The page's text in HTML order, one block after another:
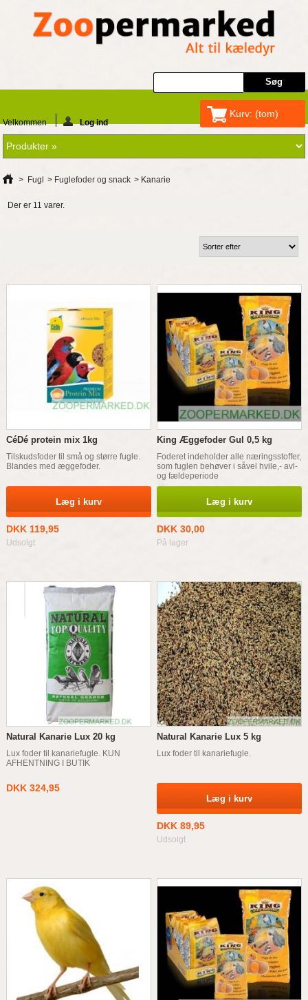
Kurv: (tom)
Velkommen Log ind
> Fugl > Fuglefoder og snack > Kanarie
Der er 11 varer.
CéDé protein mix 1kg
Tilskudsfoder til små og større fugle.
Blandes med æggefoder.
Læg i kurv
DKK 119,95
Udsolgt
King Æggefoder Gul 0,5 kg
Foderet indeholder alle næringsstoffer,
som fuglen behøver i såvel hvile,- avl-
og fældeperiode
Læg i kurv
DKK 30,00
På lager
Natural Kanarie Lux 20 kg
Lux foder til kanariefugle. KUN
AFHENTNING I BUTIK
DKK 324,95
Natural Kanarie Lux 5 kg
Lux foder til kanariefugle.
Læg i kurv
DKK 89,95
Udsolgt